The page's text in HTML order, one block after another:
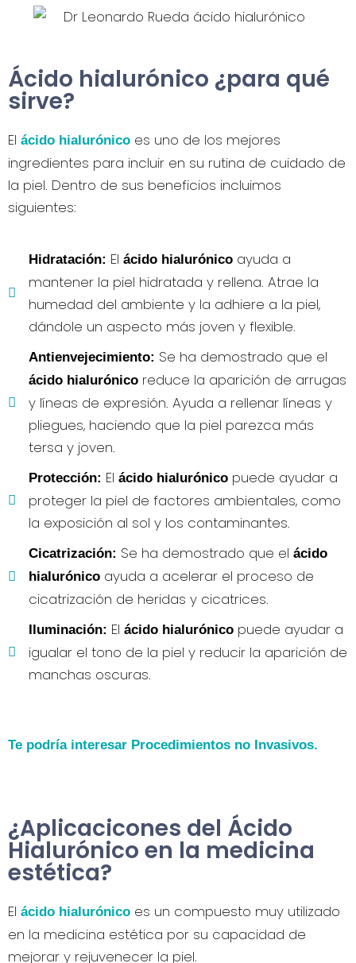
Ácido hialurónico ¿para qué
sirve?
El ácido hialurónico es uno de los mejores
ingredientes para incluir en su rutina de cuidado de
la piel. Dentro de sus beneficios incluimos
siguientes:
Hidratación: Elácido hialurónico ayuda a
mantener la piel hidratada y rellena. Atrae la
humedad del ambiente y la adhiere a la piel,
dándole un aspecto más joven y flexible.
Antienvejecimiento: Se ha demostrado que el
ácido hialurónico reduce la aparición de arrugas
y líneas de expresión. Ayuda a rellenar líneas y
pliegues, haciendo que la piel parezca más
tersa y joven.
Protección: Elácido hialurónico puede ayudar a
proteger la piel de factores ambientales, como
la exposición al sol y los contaminantes.
Cicatrización: Se ha demostrado que elácido
hialurónico ayuda a acelerar el proceso de
cicatrización de heridas y cicatrices.
Iluminación: Elácido hialurónico puede ayudar a
igualar el tono de la piel y reducir la aparición de
manchas oscuras.
Te podría interesar Procedimientos no Invasivos.
¿Aplicacicones del Ácido
Hialurónico en la medicina
estética?
El ácido hialurónico es un compuesto muy utilizado
en la medicina estética por su capacidad de
mejorar y rejuvenecer la piel.